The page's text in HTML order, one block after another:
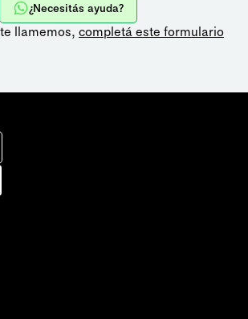
¿Necesitás ayuda?
llamemos, completá este formulario